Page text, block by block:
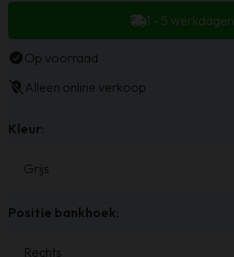
1 - 5 werkdagen
Op voorraad
Alleen online verkoop
Kleur
Positie bankhoek